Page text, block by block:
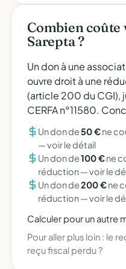
Combien
Sarepta ?
Un don à une
ouvre droit à une
(article 200 du CGI),
CERFA n°11580.
Un don de50 €ne
—voir le détail
Un don de100 €ne
réduction —voir le
Un don de200 €ne
réduction —voir le
Calculer pour un autre
Pour aller plus loin : le
reçu fiscal perdu ?